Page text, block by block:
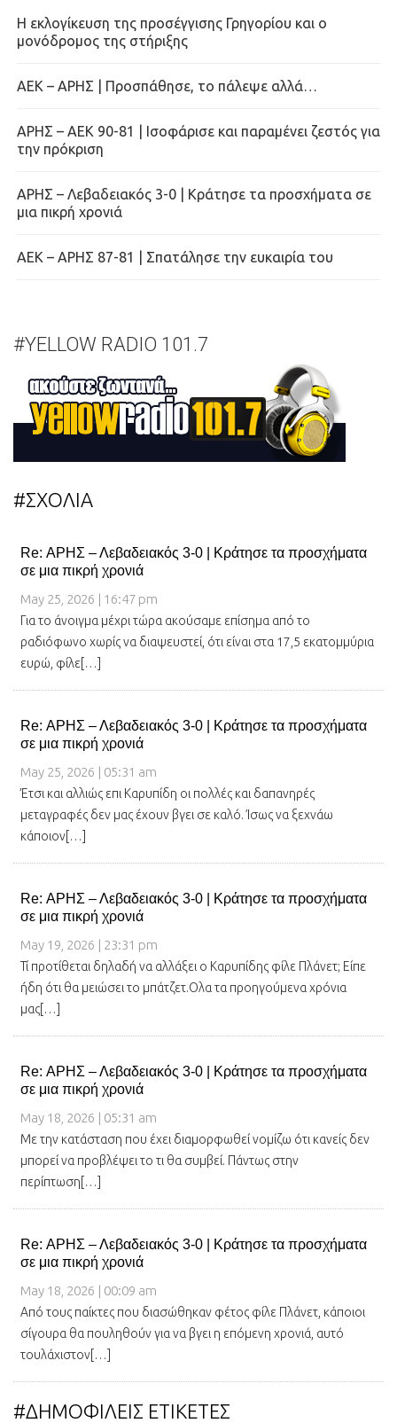
Η εκλογίκευση της προσέγγισης Γρηγορίου και ο
μονόδρομος της στήριξης
ΑΕΚ – ΑΡΗΣ | Προσπάθησε, το πάλεψε αλλά…
ΑΡΗΣ – ΑΕΚ 90-81 | Ισοφάρισε και παραμένει ζεστός για
την πρόκριση
ΑΡΗΣ – Λεβαδειακός 3-0 | Κράτησε τα προσχήματα σε
μια πικρή χρονιά
ΑΕΚ – ΑΡΗΣ 87-81 | Σπατάλησε την ευκαιρία του
#YELLOW RADIO 101.7
#ΣΧΟΛΙΑ
Re: ΑΡΗΣ – Λεβαδειακός 3-0 | Κράτησε τα προσχήματα
σε μια πικρή χρονιά
May 25, 2026 | 16:47 pm
Για το άνοιγμα μέχρι τώρα ακούσαμε επίσημα από το
ραδιόφωνο χωρίς να διαψευστεί, ότι είναι στα 17,5 εκατομμύρια
ευρώ, φίλε[…]
Re: ΑΡΗΣ – Λεβαδειακός 3-0 | Κράτησε τα προσχήματα
σε μια πικρή χρονιά
May 25, 2026 | 05:31 am
Έτσι και αλλιώς επι Καρυπίδη οι πολλές και δαπανηρές
μεταγραφές δεν μας έχουν βγει σε καλό. Ίσως να ξεχνάω
κάποιον[…]
Re: ΑΡΗΣ – Λεβαδειακός 3-0 | Κράτησε τα προσχήματα
σε μια πικρή χρονιά
May 19, 2026 | 23:31 pm
Τί προτίθεται δηλαδή να αλλάξει ο Καρυπίδης φίλε Πλάνετ; Είπε
ήδη ότι θα μειώσει το μπάτζετ.Ολα τα προηγούμενα χρόνια
μας[…]
Re: ΑΡΗΣ – Λεβαδειακός 3-0 | Κράτησε τα προσχήματα
σε μια πικρή χρονιά
May 18, 2026 | 05:31 am
Με την κατάσταση που έχει διαμορφωθεί νομίζω ότι κανείς δεν
μπορεί να προβλέψει το τι θα συμβεί. Πάντως στην
περίπτωση[…]
Re: ΑΡΗΣ – Λεβαδειακός 3-0 | Κράτησε τα προσχήματα
σε μια πικρή χρονιά
May 18, 2026 | 00:09 am
Από τους παίκτες που διασώθηκαν φέτος φίλε Πλάνετ, κάποιοι
σίγουρα θα πουληθούν για να βγει η επόμενη χρονιά, αυτό
τουλάχιστον[…]
#ΔΗΜΟΦΙΛΕΙΣ ΕΤΙΚΕΤΕΣ